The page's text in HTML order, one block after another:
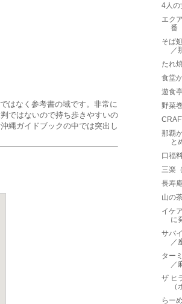
はなく参考書の域です。非常に
ではないので持ち歩きやすいの
縄ガイドブックの中では突出し
4人の
エク
番
そば
／
たれ
食堂
遊食
野菜
那覇
と
口福
三楽
長寿
山の
イケ
に
サバ
／
ター
／
ザ ヒ
らー